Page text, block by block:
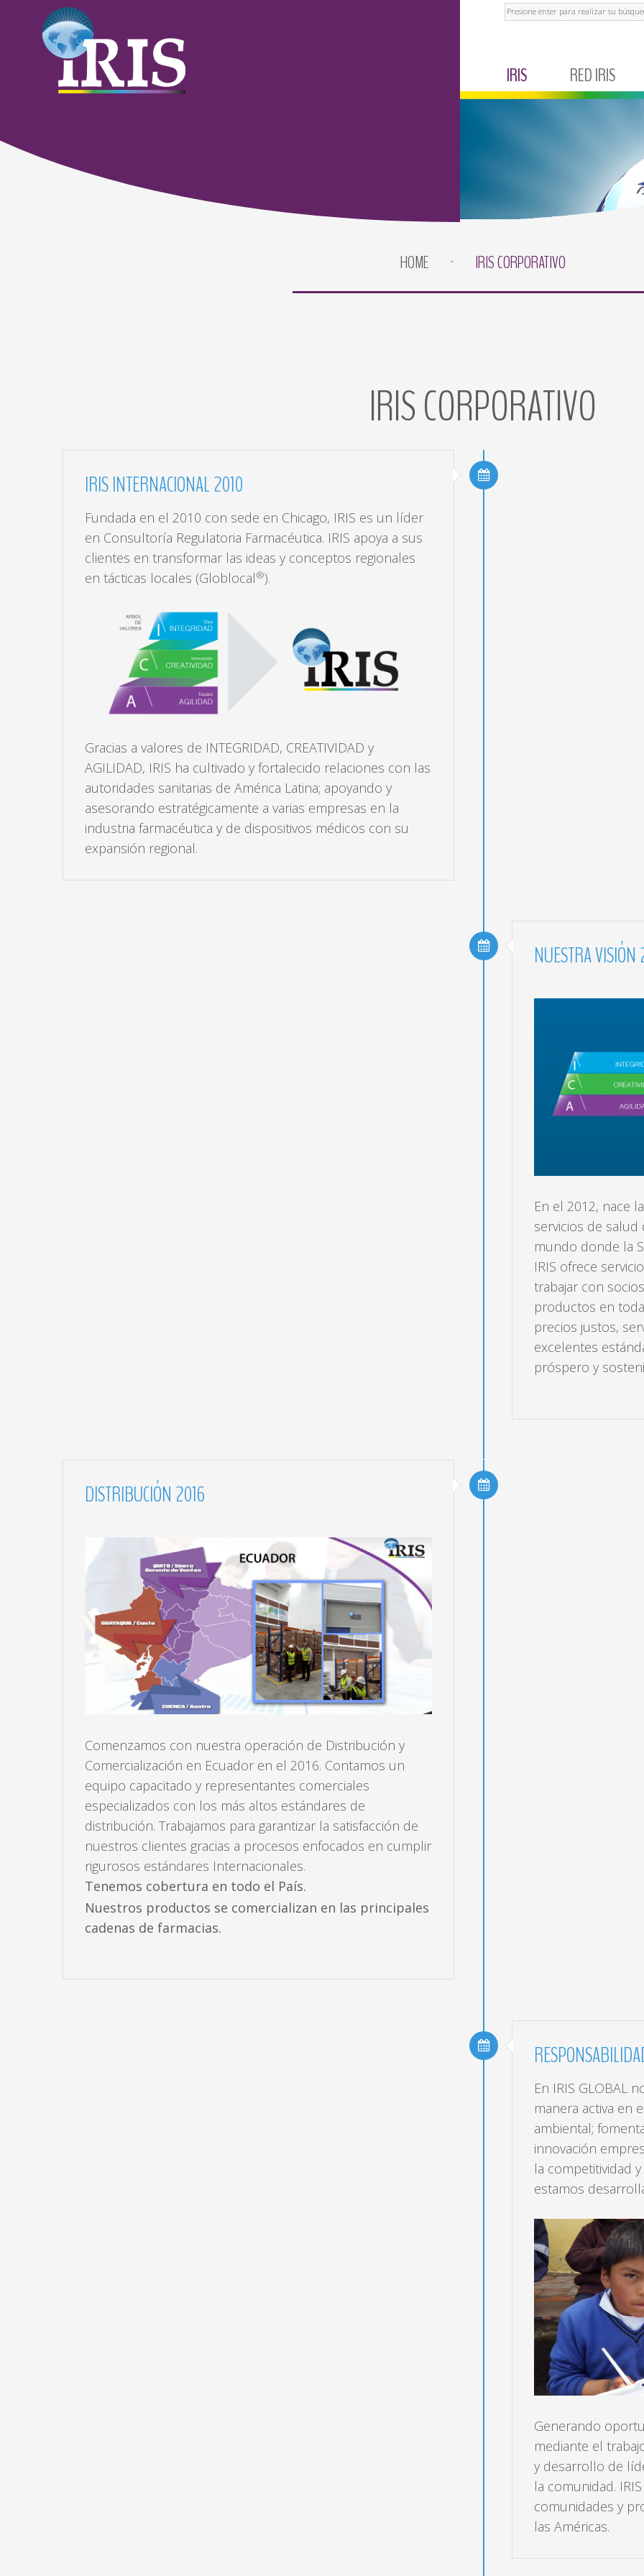
Buscar
IRIS RED IRIS
BRASIL
ARGENTINA
HOME IRIS CORPORATIVO
IRISCORPORATIVO
IRISINTERNACIONAL2010
Fundada en el 2010 con sede en Chicago, IRIS es un líder
en Consultoría Regulatoria Farmacéutica. IRIS apoya a sus
clientes en transformar las ideas y conceptos regionales
en tácticas locales (Globlocal®).
Gracias a valores de INTEGRIDAD, CREATIVIDAD y
AGILIDAD, IRIS ha cultivado y fortalecido relaciones con las
autoridades sanitarias de América Latina; apoyando y
asesorando estratégicamente a varias empresas en la
industria farmacéutica y de dispositivos médicos con su
expansión regional.
NUESTRAVISIÓN
En el 2012, nace
servicios de
mundo donde la
IRIS ofrece
trabajar con
productos en
precios justos,
excelentes
próspero y
DISTRIBUCIÓN2016
Comenzamos con nuestra operación de Distribución y
Comercialización en Ecuador en el 2016. Contamos un
equipo capacitado y representantes comerciales
especializados con los más altos estándares de
distribución. Trabajamos para garantizar la satisfacción de
nuestros clientes gracias a procesos enfocados en cumplir
rigurosos estándares Internacionales.
Tenemos cobertura en todo el País.
Nuestros productos se comercializan en las principales
cadenas de farmacias.
En IRIS GLOBAL
manera activa en
ambiental;
innovación
la competitividad
estamos
Generando
mediante el
y desarrollo de
la comunidad.
comunidades y
las Américas.